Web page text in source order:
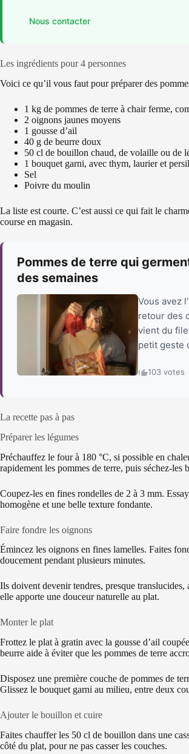
Nous contacter
Les ingrédients pour 4 personnes
Voici ce qu’il vous faut pour préparer des
1 kg de pommes de terre à chair ferme,
2 oignons jaunes moyens
1 gousse d’ail
40 g de beurre doux
50 cl de bouillon chaud, de volaille ou de
1 bouquet garni, avec thym, laurier et
Sel
Poivre du moulin
La liste est courte. C’est aussi ce qui fait le
course en magasin.
Pommes de terre qui
des semaines
Vous avez
retour des
vient du
petit geste
103 votes ·
La recette pas à pas
Préparer les légumes
Préchauffez le four à 180 °C, si possible en
rapidement les pommes de terre, puis séchez-les
Coupez-les en fines rondelles de 2 à 3 mm.
homogène et une belle texture fondante.
Faire fondre les oignons
Émincez les oignons en fines lamelles. Faites
doucement pendant plusieurs minutes.
Ils doivent devenir tendres, presque
elle apporte une douceur naturelle au plat.
Monter le plat
Frottez le plat à gratin avec la gousse d’ail
beurre aide à éviter que les pommes de terre
Disposez une première couche de pommes de
Glissez le bouquet garni au milieu, entre deux
Ajouter le bouillon et cuire
Faites chauffer les 50 cl de bouillon dans une
côté du plat, pour ne pas casser les couches.